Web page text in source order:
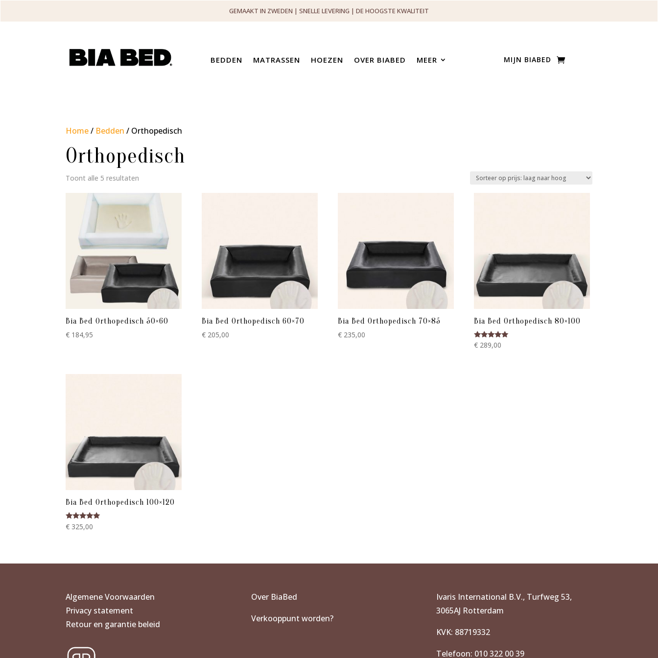
GEMAAKT IN ZWEDEN | SNELLE LEVERING | DE HOOGSTE KWALITEIT
BEDDEN MATRASSEN HOEZEN OVER BIABED MEER MIJN BIABED
Home/ Bedden / Orthopedisch
Orthopedisch
Toont alle 5 resultaten
prijs:
naar
hoog
Bia Bed Orthopedisch 50×60
€ 184,95
Bia Bed Orthopedisch 60×70
€ 205,00
Bia Bed Orthopedisch 70×85
€ 235,00
Bia Bed Orthopedisch 80×100
Gewaardeerd
€ 289,00
Bia Bed Orthopedisch 100×120
Gewaardeerd
€ 325,00
Algemene Voorwaarden
Privacy statement
Retour en garantie beleid
Over BiaBed
Verkooppunt worden?
Ivaris International B.V., Turfweg 53,
3065AJ Rotterdam
KVK: 88719332
Telefoon: 010 322 00 39